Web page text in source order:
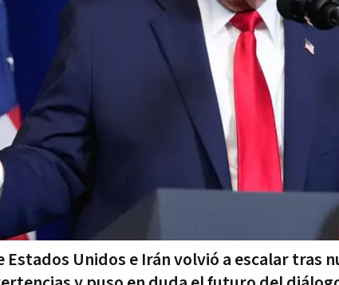
Estados Unidos e Irán volvió a escalar tras